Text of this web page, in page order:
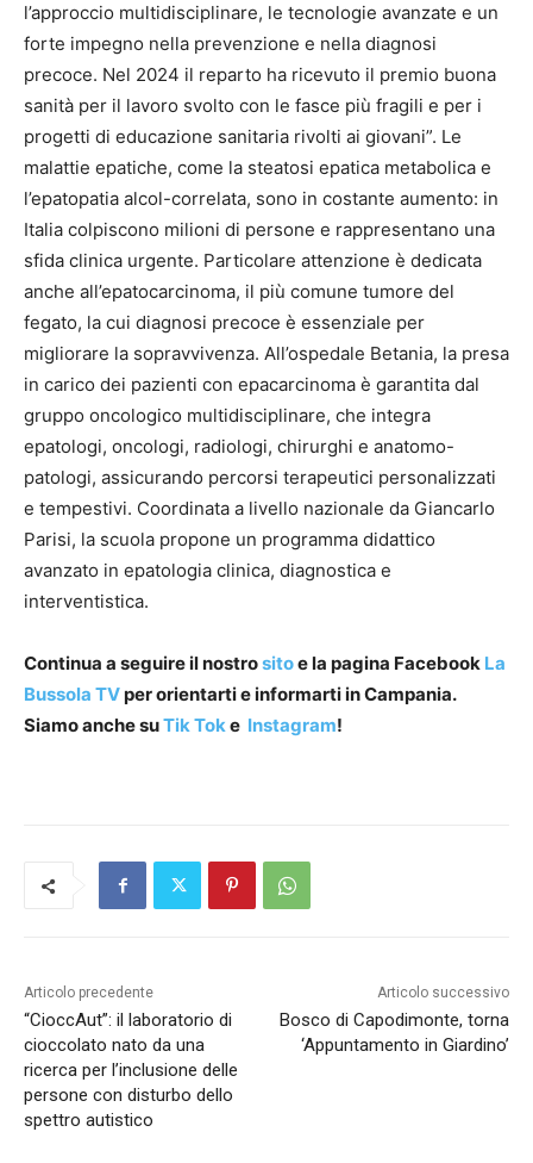
l’approccio multidisciplinare, le tecnologie avanzate e un
forte impegno nella prevenzione e nella diagnosi
precoce. Nel 2024 il reparto ha ricevuto il premio buona
sanità per il lavoro svolto con le fasce più fragili e per i
progetti di educazione sanitaria rivolti ai giovani”. Le
malattie epatiche, come la steatosi epatica metabolica e
l’epatopatia alcol-correlata, sono in costante aumento: in
Italia colpiscono milioni di persone e rappresentano una
sfida clinica urgente. Particolare attenzione è dedicata
anche all’epatocarcinoma, il più comune tumore del
fegato, la cui diagnosi precoce è essenziale per
migliorare la sopravvivenza. All’ospedale Betania, la presa
in carico dei pazienti con epacarcinoma è garantita dal
gruppo oncologico multidisciplinare, che integra
epatologi, oncologi, radiologi, chirurghi e anatomo-
patologi, assicurando percorsi terapeutici personalizzati
e tempestivi. Coordinata a livello nazionale da Giancarlo
Parisi, la scuola propone un programma didattico
avanzato in epatologia clinica, diagnostica e
interventistica.
Continua a seguire il nostrositoe la pagina Facebook La
Bussola TVper orientarti e informarti in Campania.
Siamo anche suTik Toke Instagram!
Articolo precedente
“CioccAut”: il laboratorio di
cioccolato nato da una
ricerca per l’inclusione delle
persone con disturbo dello
spettro autistico
Articolo successivo
Bosco di Capodimonte, torna
‘Appuntamento in Giardino’